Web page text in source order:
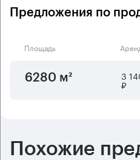
Предложения по
Площадь
6280 м² 3
₽
Похожие